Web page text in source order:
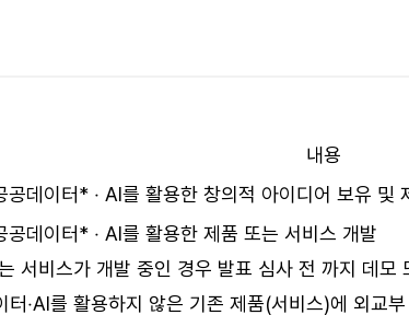
내용
공데이터* ‧ AI를 활용한 창의적 아이디어 보유 및
공데이터* ‧ AI를 활용한 제품 또는 서비스 개발
서비스가 개발 중인 경우 발표 심사 전 까지 데모
터‧AI를 활용하지 않은 기존 제품(서비스)에 외교부